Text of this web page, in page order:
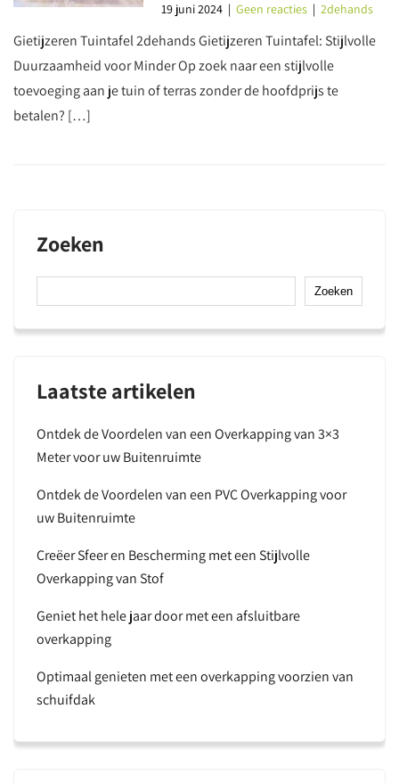
19 juni 2024 |Geen reacties |2dehands
Gietijzeren Tuintafel 2dehands Gietijzeren Tuintafel: Stijlvolle
Duurzaamheid voor Minder Op zoek naar een stijlvolle
toevoeging aan je tuin of terras zonder de hoofdprijs te
betalen? […]
Zoeken
Zoeken
Laatste artikelen
Ontdek de Voordelen van een Overkapping van 3×3
Meter voor uw Buitenruimte
Ontdek de Voordelen van een PVC Overkapping voor
uw Buitenruimte
Creëer Sfeer en Bescherming met een Stijlvolle
Overkapping van Stof
Geniet het hele jaar door met een afsluitbare
overkapping
Optimaal genieten met een overkapping voorzien van
schuifdak